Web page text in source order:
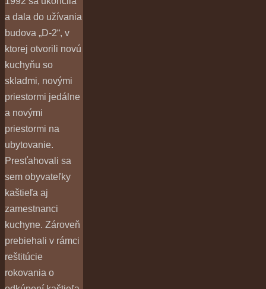
a dala do užívania
budova „D-2“, v
ktorej otvorili novú
kuchyňu so
skladmi, novými
priestormi jedálne
a novými
priestormi na
ubytovanie.
Presťahovali sa
sem obyvateľky
kaštieľa aj
zamestnanci
kuchyne. Zároveň
prebiehali v rámci
reštitúcie
rokovania o